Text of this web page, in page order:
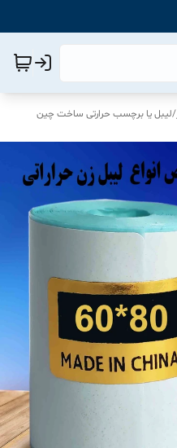
/لیبل یا برچسب حرارتی ساخت چین